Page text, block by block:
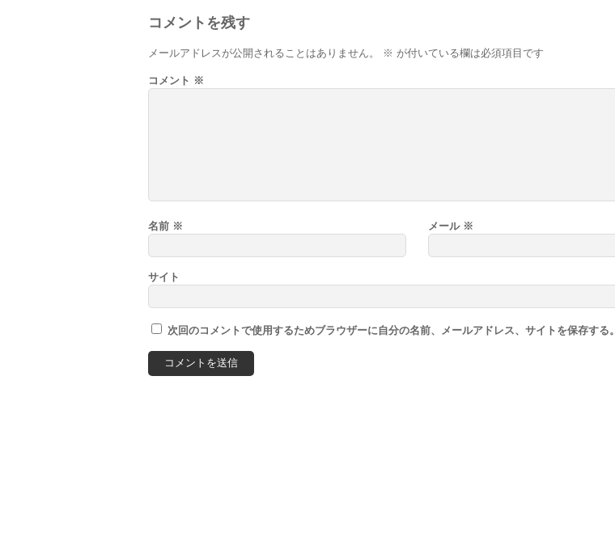
コメントを残す
メールアドレスが公開されることはありません。 ※ が付いている欄は必須項目です
コメント ※
名前 ※ メール ※
サイト
次回のコメントで使用するためブラウザーに自分の名前、メールアドレス、サイトを保存する。